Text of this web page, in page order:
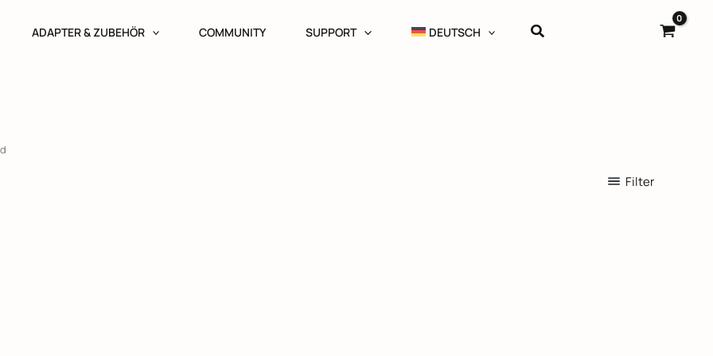
ADAPTER & ZUBEHÖR COMMUNITY SUPPORT DEUTSCH Suchen
Filter